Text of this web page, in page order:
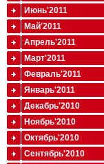
Июнь'2011
Май'2011
Апрель'2011
Март'2011
Февраль'2011
Январь'2011
Декабрь'2010
Ноябрь'2010
Октябрь'2010
Сентябрь'2010